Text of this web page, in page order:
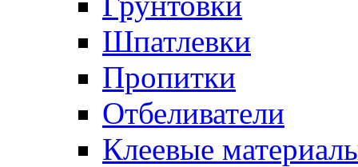
Шпатлевки
Пропитки
Отбеливатели
Клеевые